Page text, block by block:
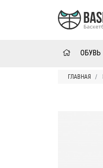
ОБУВЬ
ГЛАВНАЯ